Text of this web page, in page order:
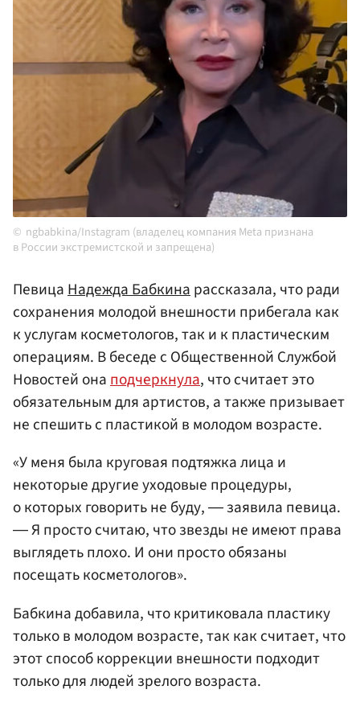
ngbabkina/Instagram (владелец компания Meta признана
в России экстремистской и запрещена)
ПевицаНадежда Бабкинарассказала, что ради
сохранения молодой внешности прибегала как
к услугам косметологов, так и к пластическим
операциям. В беседе с Общественной Службой
Новостей онаподчеркнула, что считает это
обязательным для артистов, а также призывает
не спешить с пластикой в молодом возрасте.
«У меня была круговая подтяжка лица и
некоторые другие уходовые процедуры,
о которых говорить не буду, ― заявила певица.
― Я просто считаю, что звезды не имеют права
выглядеть плохо. И они просто обязаны
посещать косметологов».
Бабкина добавила, что критиковала пластику
только в молодом возрасте, так как считает, что
этот способ коррекции внешности подходит
только для людей зрелого возраста.